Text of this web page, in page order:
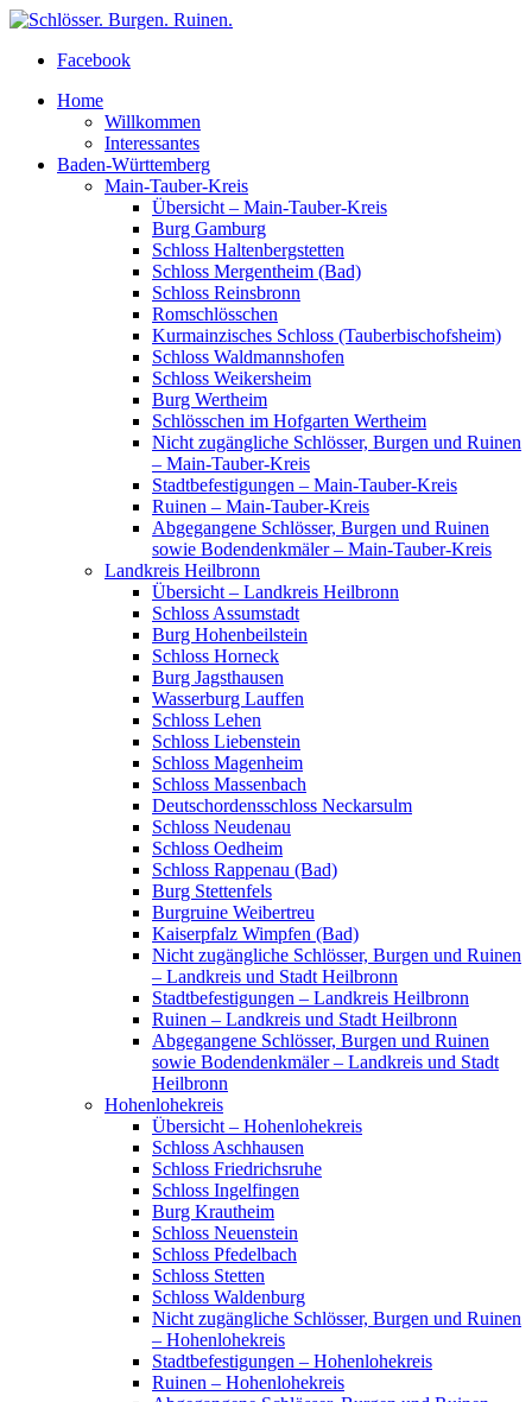
Facebook
Home
Willkommen
Interessantes
Baden-Württemberg
Main-Tauber-Kreis
Übersicht – Main-Tauber-Kreis
Burg Gamburg
Schloss Haltenbergstetten
Schloss Mergentheim (Bad)
Schloss Reinsbronn
Romschlösschen
Kurmainzisches Schloss (Tauberbischofsheim)
Schloss Waldmannshofen
Schloss Weikersheim
Burg Wertheim
Schlösschen im Hofgarten Wertheim
Nicht zugängliche Schlösser, Burgen und Ruinen
– Main-Tauber-Kreis
Stadtbefestigungen – Main-Tauber-Kreis
Ruinen – Main-Tauber-Kreis
Abgegangene Schlösser, Burgen und Ruinen
sowie Bodendenkmäler – Main-Tauber-Kreis
Landkreis Heilbronn
Übersicht – Landkreis Heilbronn
Schloss Assumstadt
Burg Hohenbeilstein
Schloss Horneck
Burg Jagsthausen
Wasserburg Lauffen
Schloss Lehen
Schloss Liebenstein
Schloss Magenheim
Schloss Massenbach
Deutschordensschloss Neckarsulm
Schloss Neudenau
Schloss Oedheim
Schloss Rappenau (Bad)
Burg Stettenfels
Burgruine Weibertreu
Kaiserpfalz Wimpfen (Bad)
Nicht zugängliche Schlösser, Burgen und Ruinen
– Landkreis und Stadt Heilbronn
Stadtbefestigungen – Landkreis Heilbronn
Ruinen – Landkreis und Stadt Heilbronn
Abgegangene Schlösser, Burgen und Ruinen
sowie Bodendenkmäler – Landkreis und Stadt
Heilbronn
Hohenlohekreis
Übersicht – Hohenlohekreis
Schloss Aschhausen
Schloss Friedrichsruhe
Schloss Ingelfingen
Burg Krautheim
Schloss Neuenstein
Schloss Pfedelbach
Schloss Stetten
Schloss Waldenburg
Nicht zugängliche Schlösser, Burgen und Ruinen
– Hohenlohekreis
Stadtbefestigungen – Hohenlohekreis
Ruinen – Hohenlohekreis